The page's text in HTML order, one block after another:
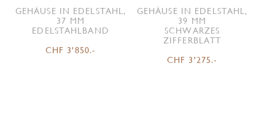
GEHÄUSE IN EDELSTAHL,
37 MM
EDELSTAHLBAND
CHF 3'850.-
GEHÄUSE IN EDELSTAHL,
39 MM
SCHWARZES
ZIFFERBLATT
CHF 3'275.-